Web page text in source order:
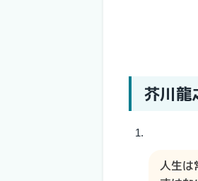
芥川龍
人生は